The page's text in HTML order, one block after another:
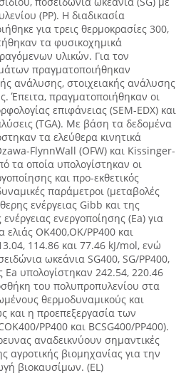
(PP). Η διαδικασία
για τρεις θερμοκρασίες 300,
τα φυσικοχημικά
υλικών. Για τον
πραγματοποιήθηκαν
ανάλυσης, στοιχειακής ανάλυσης
Έπειτα, πραγματοποιήθηκαν οι
επιφάνειας (SEM-EDX) και
(TGA). Με βάση τα δεδομένα
τα ελεύθερα κινητικά
FlynnWall (OFW) και Kissinger-
τα οποία υπολογίστηκαν οι
και προ-εκθετικός
παράμετροι (μεταβολές
ενέργειας Gibb και της
ενεργοποίησης (Εa) για
ελιάς ΟΚ400,ΟΚ/PP400 και
114.86 και 77.46 kJ/mol, ενώ
ωκεάνια SG400, SG/PP400,
Ea υπολογίστηκαν 242.54, 220.46
του πολυπροπυλενίου στα
θερμοδυναμικούς και
και η προεπεξεργασία των
PP400 και BCSG400/PP400).
αναδεικνύουν σημαντικές
αγροτικής βιομηχανίας για την
βιοκαυσίμων. (EL)